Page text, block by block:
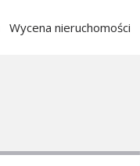
Wycena nieruchomości